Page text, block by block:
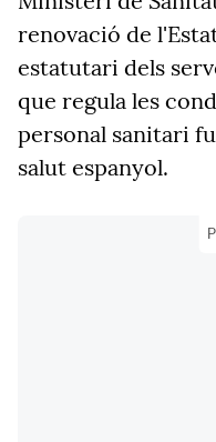
renovació de
estatutari dels
que regula les
personal sanitari
salut espanyol.